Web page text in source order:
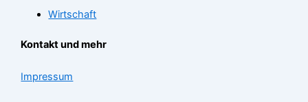
Wirtschaft
Kontakt und mehr
Impressum